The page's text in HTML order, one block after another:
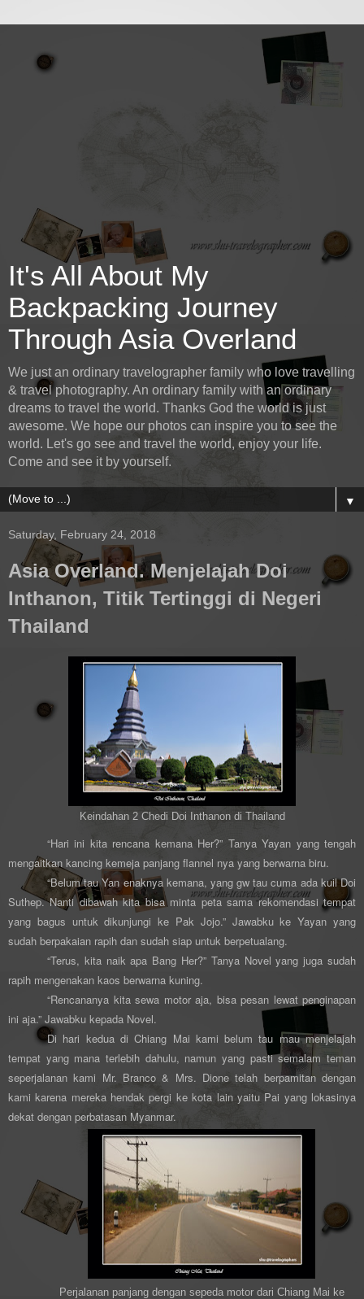
It's All About My
Backpacking Journey
Through Asia Overland
We just an ordinary travelographer family who love travelling
& travel photography. An ordinary family with an ordinary
dreams to travel the world. Thanks God the world is just
awesome. We hope our photos can inspire you to see the
world. Let's go see and travel the world, enjoy your life.
Come and see it by yourself.
▼
Saturday, February 24, 2018
Asia Overland. Menjelajah Doi
Inthanon, Titik Tertinggi di Negeri
Thailand
Keindahan 2 Chedi Doi Inthanon di Thailand
“Hari ini kita rencana kemana Her?” Tanya Yayan yang tengah
mengaitkan kancing kemeja panjang flannel nya yang berwarna biru.
“Belum tau Yan enaknya kemana, yang gw tau cuma ada kuil Doi
Suthep. Nanti dibawah kita bisa minta peta sama rekomendasi tempat
yang bagus untuk dikunjungi ke Pak Jojo.” Jawabku ke Yayan yang
sudah berpakaian rapih dan sudah siap untuk berpetualang.
“Terus, kita naik apa Bang Her?” Tanya Novel yang juga sudah
rapih mengenakan kaos berwarna kuning.
“Rencananya kita sewa motor aja, bisa pesan lewat penginapan
ini aja.” Jawabku kepada Novel.
Di hari kedua di Chiang Mai kami belum tau mau menjelajah
tempat yang mana terlebih dahulu, namun yang pasti semalam teman
seperjalanan kami Mr. Branco & Mrs. Dione telah berpamitan dengan
kami karena mereka hendak pergi ke kota lain yaitu Pai yang lokasinya
dekat dengan perbatasan Myanmar.
Perjalanan panjang dengan sepeda motor dari Chiang Mai ke